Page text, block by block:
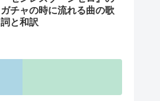
ガチャの時に流れる曲の歌
詞と和訳